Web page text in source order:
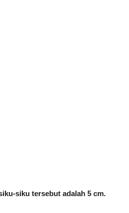
siku tersebut adalah 5 cm.